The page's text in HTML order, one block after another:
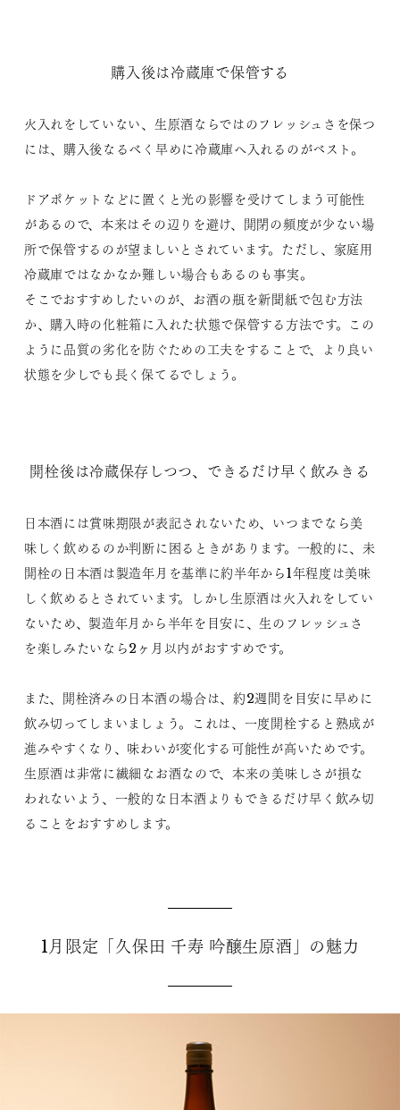
購入後は冷蔵庫で保管する
火入れをしていない、生原酒ならではのフレッシュさを保つ
には、購入後なるべく早めに冷蔵庫へ入れるのがベスト。
ドアポケットなどに置くと光の影響を受けてしまう可能性
があるので、本来はその辺りを避け、開閉の頻度が少ない場
所で保管するのが望ましいとされています。ただし、家庭用
冷蔵庫ではなかなか難しい場合もあるのも事実。
そこでおすすめしたいのが、お酒の瓶を新聞紙で包む方法
か、購入時の化粧箱に入れた状態で保管する方法です。この
ように品質の劣化を防ぐための工夫をすることで、より良い
状態を少しでも長く保てるでしょう。
開栓後は冷蔵保存しつつ、できるだけ早く飲みきる
日本酒には賞味期限が表記されないため、いつまでなら美
味しく飲めるのか判断に困るときがあります。一般的に、未
開栓の日本酒は製造年月を基準に約半年から1年程度は美味
しく飲めるとされています。しかし生原酒は火入れをしてい
ないため、製造年月から半年を目安に、生のフレッシュさ
を楽しみたいなら2ヶ月以内がおすすめです。
また、開栓済みの日本酒の場合は、約2週間を目安に早めに
飲み切ってしまいましょう。これは、一度開栓すると熟成が
進みやすくなり、味わいが変化する可能性が高いためです。
生原酒は非常に繊細なお酒なので、本来の美味しさが損な
われないよう、一般的な日本酒よりもできるだけ早く飲み切
ることをおすすめします。
1月限定「久保田 千寿 吟醸生原酒」の魅力